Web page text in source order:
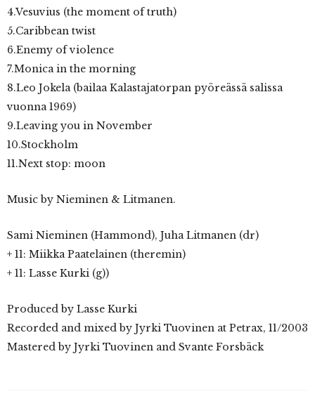
4.Vesuvius (the moment of truth)
5.Caribbean twist
6.Enemy of violence
7.Monica in the morning
8.Leo Jokela (bailaa Kalastajatorpan pyöreässä salissa
vuonna 1969)
9.Leaving you in November
10.Stockholm
11.Next stop: moon
Music by Nieminen & Litmanen.
Sami Nieminen (Hammond), Juha Litmanen (dr)
+ 11: Miikka Paatelainen (theremin)
+ 11: Lasse Kurki (g))
Produced by Lasse Kurki
Recorded and mixed by Jyrki Tuovinen at Petrax, 11/2003
Mastered by Jyrki Tuovinen and Svante Forsbäck